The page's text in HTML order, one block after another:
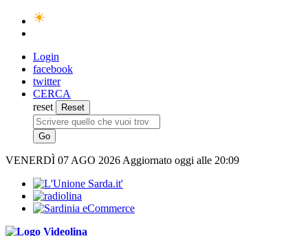
Login
facebook
twitter
CERCA
reset
VENERDÌ 07 AGO 2026 Aggiornato oggi alle 20:09